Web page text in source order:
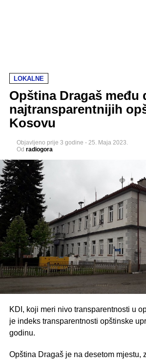
LOKALNE
Opština Dragaš među
najtransparentnijih
Kosovu
Objavljeno prije 3 godine - 25. Maja 2023.
Od radiogora
KDI, koji meri nivo transparentnosti u
je indeks transparentnosti opštinske
godinu.
Opština Dragaš je na desetom mjestu,